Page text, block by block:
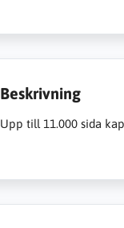
Beskrivning
Upp till 11.000 sida